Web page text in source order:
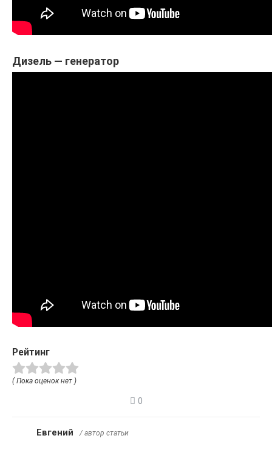
Дизель — генератор
Рейтинг
( Пока оценок нет )
0
Евгений / автор статьи